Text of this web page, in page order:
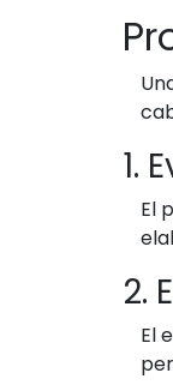
1.
El
2.
El